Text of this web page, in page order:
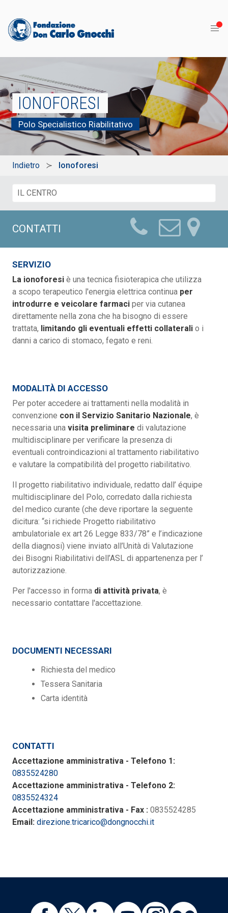
IONOFORESI
Polo Specialistico Riabilitativo
Indietro Ionoforesi
CONTATTI
SERVIZIO
La ionoforesi è una tecnica fisioterapica che utilizza
a scopo terapeutico l'energia elettrica continua per
introdurre e veicolare farmaci per via cutanea
direttamente nella zona che ha bisogno di essere
trattata, limitando gli eventuali effetti collaterali o i
danni a carico di stomaco, fegato e reni.
MODALITÀ DI ACCESSO
Per poter accedere ai trattamenti nella modalità in
convenzione con il Servizio Sanitario Nazionale, è
necessaria una visita preliminare di valutazione
multidisciplinare per verificare la presenza di
eventuali controindicazioni al trattamento riabilitativo
e valutare la compatibilità del progetto riabilitativo.
Il progetto riabilitativo individuale, redatto dall’ équipe
multidisciplinare del Polo, corredato dalla richiesta
del medico curante (che deve riportare la seguente
dicitura: “si richiede Progetto riabilitativo
ambulatoriale ex art 26 Legge 833/78” e l’indicazione
della diagnosi) viene inviato all’Unità di Valutazione
dei Bisogni Riabilitativi dell’ASL di appartenenza per l’
autorizzazione.
Per l'accesso in forma di attività privata, è
necessario contattare l'accettazione.
DOCUMENTI NECESSARI
Richiesta del medico
Tessera Sanitaria
Carta identità
CONTATTI
Accettazione amministrativa - Telefono 1:
0835524280
Accettazione amministrativa - Telefono 2:
0835524324
Accettazione amministrativa - Fax : 0835524285
Email: direzione.tricarico@dongnocchi.it